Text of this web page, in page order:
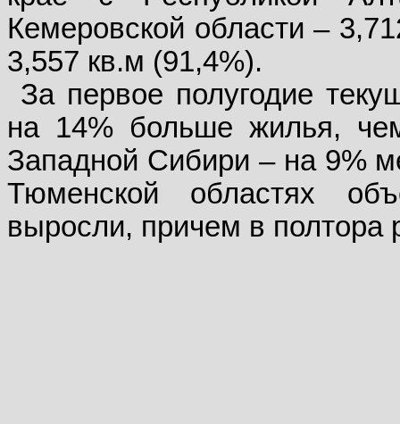
Кемеровской области –
3,557 кв.м (91,4%).
За первое полугодие
на 14% больше жилья,
Западной Сибири – на 9%
Тюменской областях
выросли, причем в полтора